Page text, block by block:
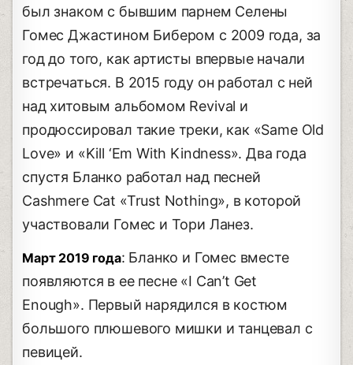
был знаком с бывшим парнем Селены
Гомес Джастином Бибером с 2009 года, за
год до того, как артисты впервые начали
встречаться. В 2015 году он работал с ней
над хитовым альбомом Revival и
продюссировал такие треки, как «Same Old
Love» и «Kill ‘Em With Kindness». Два года
спустя Бланко работал над песней
Cashmere Cat «Trust Nothing», в которой
участвовали Гомес и Тори Ланез.
Март 2019 года: Бланко и Гомес вместе
появляются в ее песне «I Can’t Get
Enough». Первый нарядился в костюм
большого плюшевого мишки и танцевал с
певицей.